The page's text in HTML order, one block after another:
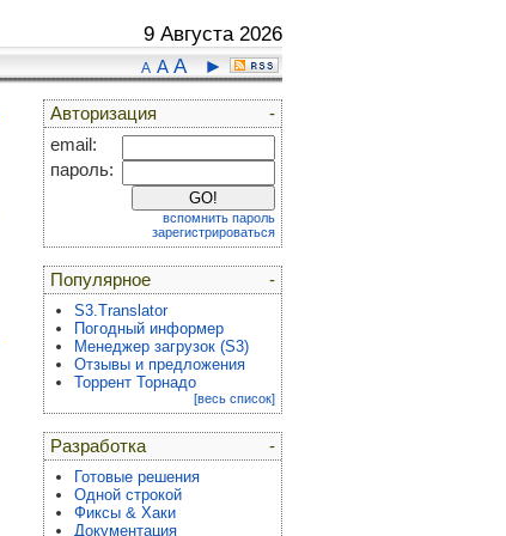
9 Августа 2026
A A A ►
-
Авторизация
email:
пароль:
вспомнить пароль
зарегистрироваться
-
Популярное
S3.Translator
Погодный информер
Менеджер загрузок (S3)
Отзывы и предложения
Торрент Торнадо
[весь список]
-
Разработка
Готовые решения
Одной строкой
Фиксы & Хаки
Документация